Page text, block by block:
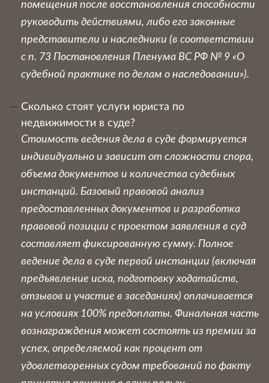
помещения после восстановления способности
руководить действиями, либо его законные
представители и наследники (в соответствии
с п. 73 Постановления Пленума ВС РФ № 9 «О
судебной практике по делам о наследовании»).
Сколько стоят услуги юриста по
недвижимости в суде?
Стоимость ведения дела в суде формируется
индивидуально и зависит от сложности спора,
объема документов и количества судебных
инстанций. Базовый правовой анализ
предоставленных документов и разработка
правовой позиции с проектом заявления в суд
составляет фиксированную сумму. Полное
ведение дела в суде первой инстанции (включая
предъявление иска, подготовку ходатайств,
отзывов и участие в заседаниях) оплачивается
на условиях 100% предоплаты. Финальная часть
вознаграждения может состоять из премии за
успех, определяемой как процент от
удовлетворенных судом требований по факту